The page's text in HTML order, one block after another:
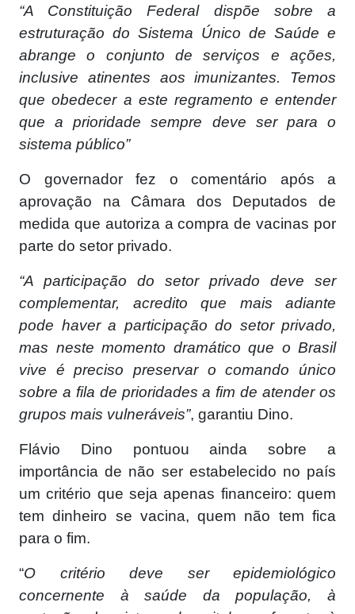
“A Constituição Federal dispõe sobre a
estruturação do Sistema Único de Saúde e
abrange o conjunto de serviços e ações,
inclusive atinentes aos imunizantes. Temos
que obedecer a este regramento e entender
que a prioridade sempre deve ser para o
sistema público”
O governador fez o comentário após a
aprovação na Câmara dos Deputados de
medida que autoriza a compra de vacinas por
parte do setor privado.
“A participação do setor privado deve ser
complementar, acredito que mais adiante
pode haver a participação do setor privado,
mas neste momento dramático que o Brasil
vive é preciso preservar o comando único
sobre a fila de prioridades a fim de atender os
grupos mais vulneráveis”, garantiu Dino.
Flávio Dino pontuou ainda sobre a
importância de não ser estabelecido no país
um critério que seja apenas financeiro: quem
tem dinheiro se vacina, quem não tem fica
para o fim.
“O critério deve ser epidemiológico
concernente à saúde da população, à